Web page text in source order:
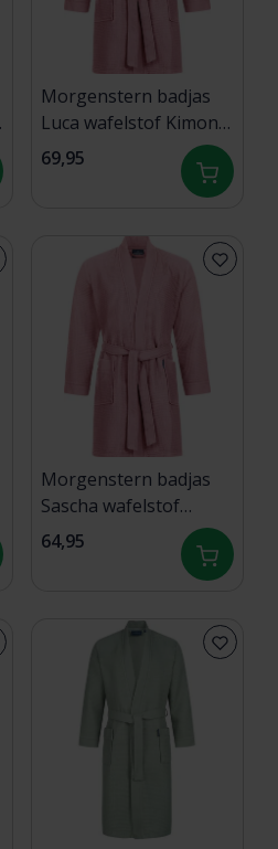
Morgenstern badjas
Luca wafelstof Kimono
120cm Poederrose XL
69,95
Morgenstern badjas
Sascha wafelstof
Kimono 100cm
Poederroze Maat L
64,95